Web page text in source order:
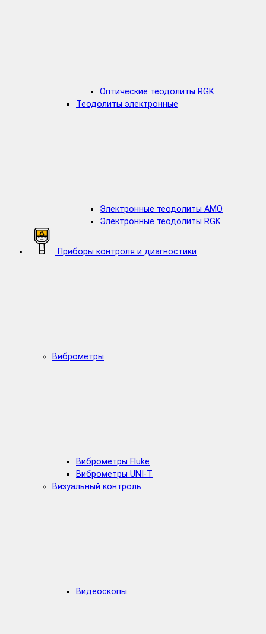
Оптические теодолиты RGK
Теодолиты электронные
Электронные теодолиты AMO
Электронные теодолиты RGK
Приборы контроля и диагностики
Виброметры
Виброметры Fluke
Виброметры UNI-T
Визуальный контроль
Видеоскопы